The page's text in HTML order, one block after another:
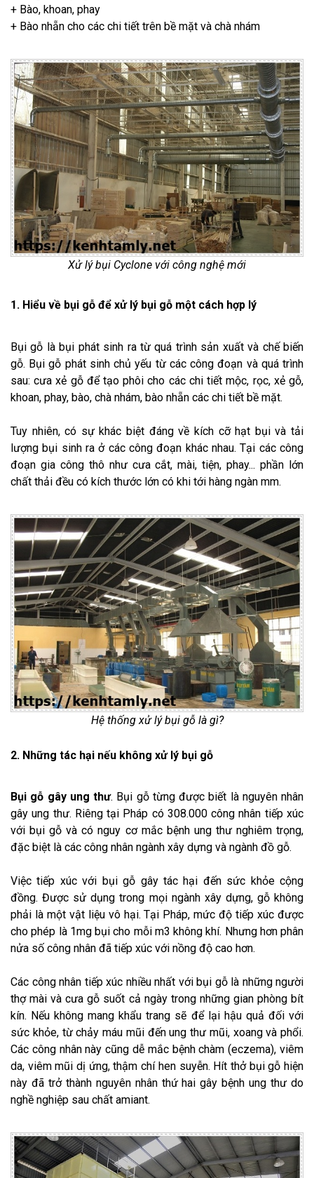
+ Bào, khoan, phay
+ Bào nhẵn cho các chi tiết trên bề mặt và chà nhám
Xử lý bụi Cyclone với công nghệ mới
1. Hiểu về bụi gỗ để xử lý bụi gỗ một cách hợp lý
Bụi gỗ là bụi phát sinh ra từ quá trình sản xuất và chế biến
gỗ. Bụi gỗ phát sinh chủ yếu từ các công đoạn và quá trình
sau: cưa xẻ gỗ để tạo phôi cho các chi tiết mộc, rọc, xẻ gỗ,
khoan, phay, bào, chà nhám, bào nhẵn các chi tiết bề mặt.
Tuy nhiên, có sự khác biệt đáng về kích cỡ hạt bụi và tải
lượng bụi sinh ra ở các công đoạn khác nhau. Tại các công
đoạn gia công thô như cưa cắt, mài, tiện, phay... phần lớn
chất thải đều có kích thước lớn có khi tới hàng ngàn mm.
Hệ thống xử lý bụi gỗ là gì?
2. Những tác hại nếu không xử lý bụi gỗ
Bụi gỗ gây ung thư. Bụi gỗ từng được biết là nguyên nhân
gây ung thư. Riêng tại Pháp có 308.000 công nhân tiếp xúc
với bụi gỗ và có nguy cơ mắc bệnh ung thư nghiêm trọng,
đặc biệt là các công nhân ngành xây dựng và ngành đồ gỗ.
Việc tiếp xúc với bụi gỗ gây tác hại đến sức khỏe cộng
đồng. Được sử dụng trong mọi ngành xây dựng, gỗ không
phải là một vật liệu vô hại. Tại Pháp, mức độ tiếp xúc được
cho phép là 1mg bụi cho mỗi m3 không khí. Nhưng hơn phân
nửa số công nhân đã tiếp xúc với nồng độ cao hơn.
Các công nhân tiếp xúc nhiều nhất với bụi gỗ là những người
thợ mài và cưa gỗ suốt cả ngày trong những gian phòng bít
kín. Nếu không mang khẩu trang sẽ để lại hậu quả đối với
sức khỏe, từ chảy máu mũi đến ung thư mũi, xoang và phổi.
Các công nhân này cũng dễ mắc bệnh chàm (eczema), viêm
da, viêm mũi dị ứng, thậm chí hen suyễn. Hít thở bụi gỗ hiện
này đã trở thành nguyên nhân thứ hai gây bệnh ung thư do
nghề nghiệp sau chất amiant.